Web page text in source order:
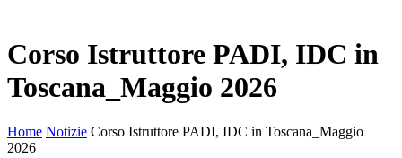
Corso Istruttore PADI, IDC in
Toscana_Maggio 2026
Home Notizie Corso Istruttore PADI, IDC in Toscana_Maggio
2026